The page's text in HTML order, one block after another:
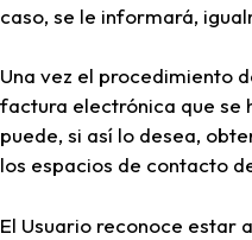
caso, se le informará,
Una vez el procedimiento
factura electrónica que se
puede, si así lo desea,
los espacios de contacto
El Usuario reconoce estar